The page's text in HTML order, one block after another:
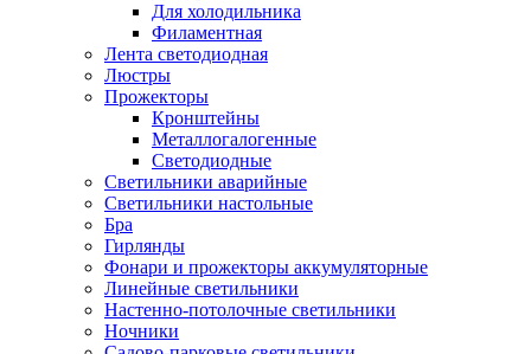
Для холодильника
Филаментная
Лента светодиодная
Люстры
Прожекторы
Кронштейны
Металлогалогенные
Светодиодные
Светильники аварийные
Светильники настольные
Бра
Гирлянды
Фонари и прожекторы аккумуляторные
Линейные светильники
Настенно-потолочные светильники
Ночники